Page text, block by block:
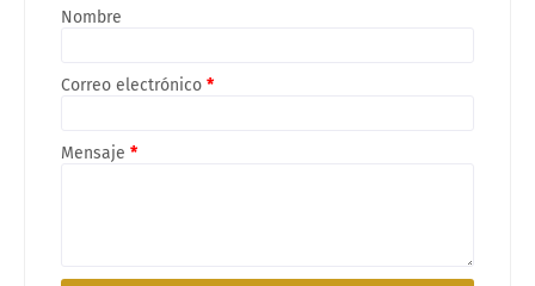
Nombre
Correo electrónico *
Mensaje *